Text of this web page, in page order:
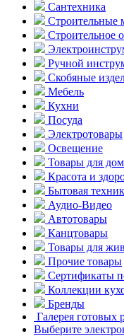
Сантехника
Строительные
Строительное
Ручной
Скобяные
Мебель
Кухни
Посуда
Электротовары
Освещение
Товары для
Красота и
Бытовая
Аудио-Видео
Автотовары
Канцтовары
Товары для
Прочие товары
Сертификаты
Коллекции
Бренды
Галерея готовых
Выберите